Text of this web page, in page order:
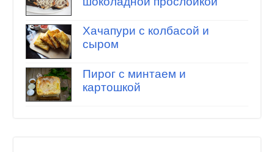
Хачапури с колбасой и
сыром
Пирог с минтаем и
картошкой